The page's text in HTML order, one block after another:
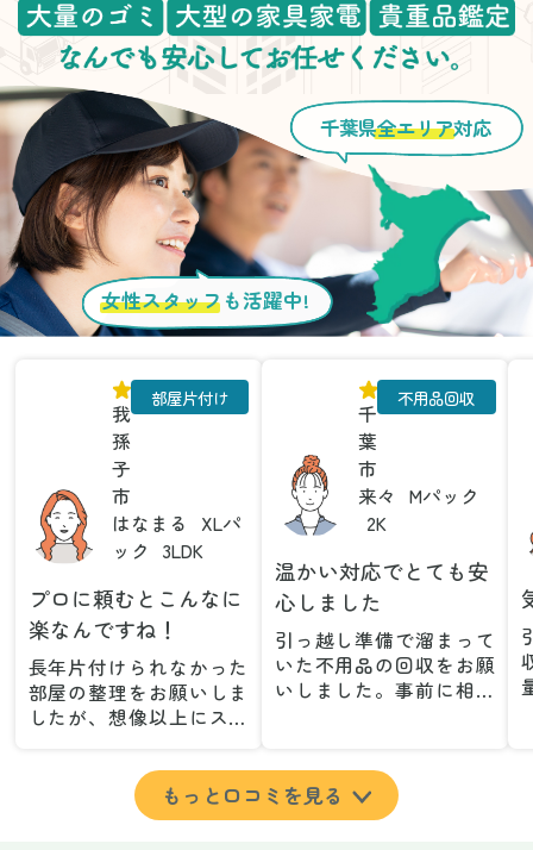
女性スタッフ も活躍中!
千葉県全エリア対応
我
孫
子
市
はなまる
XLパ
ック
3LDK
部屋片付け
プロに頼むとこんなに
楽なんですね！
長年片付けられなかった
部屋の整理をお願いしま
したが、想像以上にスム
が集めた物や古い家具が
多く、自分たちだけでは
どうにもならない状態で
千
葉
市
来々
Mパック
2K
不用品回収
温かい対応でとても安
心しました
引っ越し準備で溜まって
いた不用品の回収をお願
いしました。事前に相談
とができました。特に、
古い家具や壊れた家電な
ど、処分が難しいものが
もっと口コミを見る